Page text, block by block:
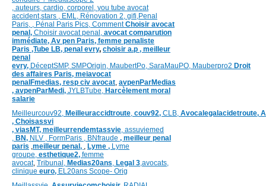
, auteurs, cardio, corpore l, you tube avocat
accident,stars , EML, Rénovation 2, gifi,Penal
Paris, , Pénal Paris Pics, CommentChoisir avocat
penal, Choisir avocat penal, avocat comparution
immédiate, Av pen Paris, femme penaliste
Paris ,Tube LB, penal evry, choisir a.p , meilleur
penal
evry, DéceptSMP, SMPOrigin, MaubertPo, SaraMauPO, Mauberpro2 Droit
des affaires Paris, meiavocat
penalFmedias, resp civ avocat, avpenParMedias
, avpenParMedi, JYLBTube, Harcèlement moral
salarie
Meilleurcouv92, Meilleuraccidtroute, couv92, CLB, Avocalegalacidetroute,
, Choisassvi
, viasMT, meilleurrendemtassvie, assuviemed
, BN, NLV , FormParis , BNfraude , meilleur penal
paris ,meilleur penal, , Lyme , Lyme
groupe, esthetique2, femme
avocat, Tribunal, Medias20ans, Legal 3,avocats,
clinique euro, EL20ans Scope- Orig